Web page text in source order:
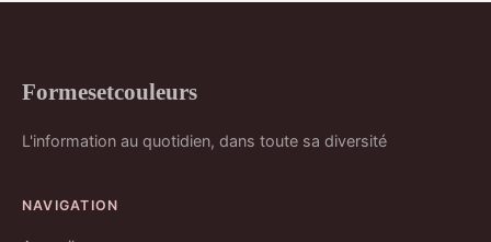
Formesetcouleurs
L'information au quotidien, dans toute sa diversité
NAVIGATION